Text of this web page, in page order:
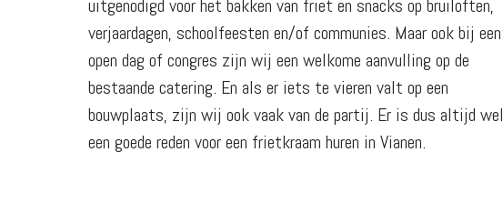
uitgenodigd voor het bakken van friet en snacks op bruiloften,
verjaardagen, schoolfeesten en/of communies. Maar ook bij een
open dag of congres zijn wij een welkome aanvulling op de
bestaande catering. En als er iets te vieren valt op een
bouwplaats, zijn wij ook vaak van de partij. Er is dus altijd wel
een goede reden voor een frietkraam huren in Vianen.